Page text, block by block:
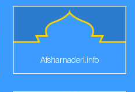
Afsharnaderi.info